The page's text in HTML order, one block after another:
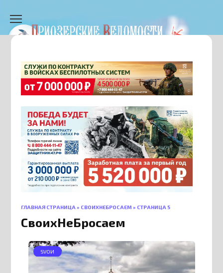
содержанию
ГЛАВНАЯ СТРАНИЦА » СВОИХНЕБРОСАЕМ » СТРАНИЦА 5
СвоихНеБросаем
SVOИ